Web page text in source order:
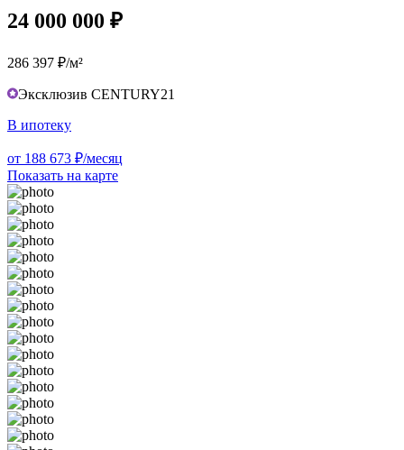
24 000 000 ₽
286 397 ₽/м²
Эксклюзив CENTURY21
В ипотеку
от 188 673 ₽/месяц
Показать на карте